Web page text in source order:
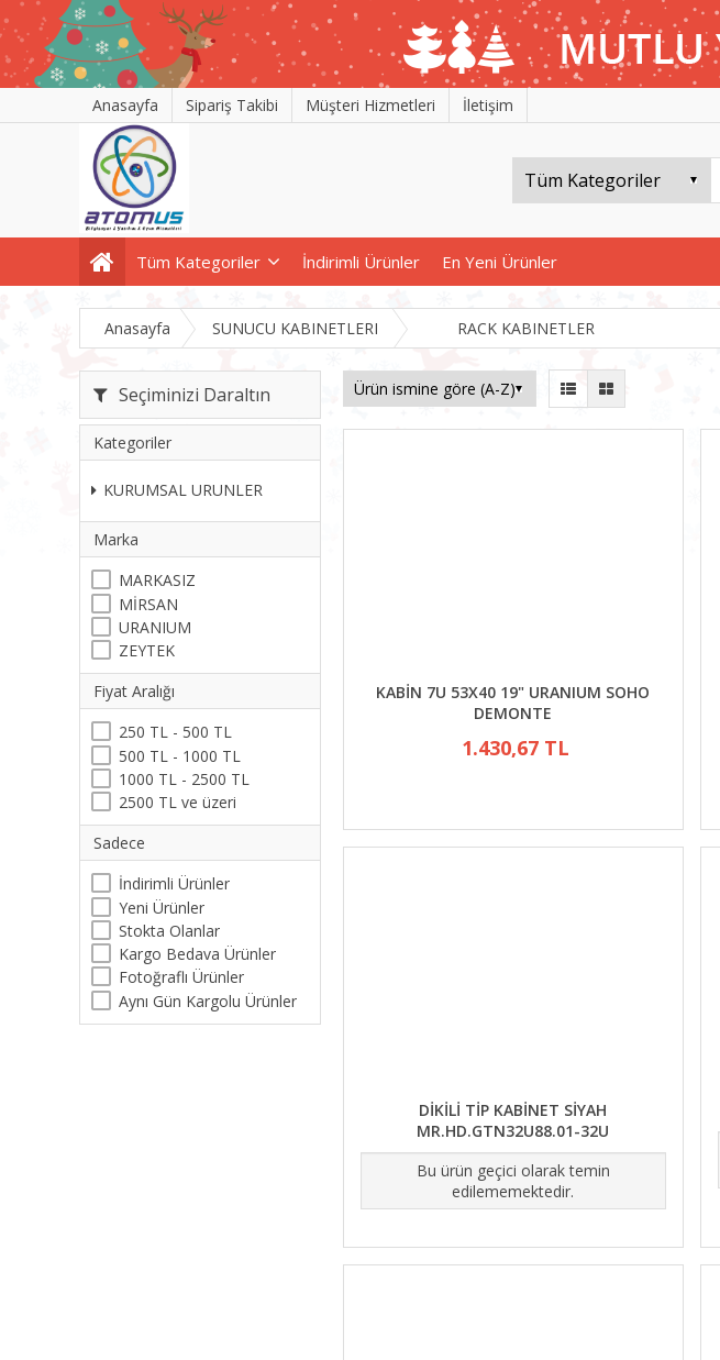
Anasayfa Sipariş Takibi Müşteri Hizmetleri İletişim
Tüm Kategoriler İndirimli Ürünler En Yeni Ürünler
Anasayfa SUNUCU KABINETLERI RACK KABINETLER
Seçiminizi Daraltın
Kategoriler
KURUMSAL URUNLER
Marka
MARKASIZ
MİRSAN
URANIUM
ZEYTEK
Fiyat Aralığı
250 TL - 500 TL
500 TL - 1000 TL
1000 TL - 2500 TL
2500 TL ve üzeri
Sadece
İndirimli Ürünler
Yeni Ürünler
Stokta Olanlar
Kargo Bedava Ürünler
Fotoğraflı Ürünler
Aynı Gün Kargolu Ürünler
KABİN 7U 53X40 19" URANIUM SOHO
DEMONTE
1.430,67 TL
DİKİLİ TİP KABİNET SİYAH
MR.HD.GTN32U88.01-32U
Bu ürün geçici olarak temin
edilememektedir.